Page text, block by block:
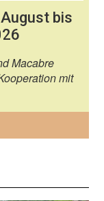
bis
Macabre
mit